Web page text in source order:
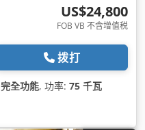
US$24,800
FOB VB 不含增值税
拨打
完全功能, 功率: 75 千瓦